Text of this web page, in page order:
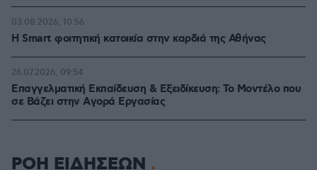
Η Smart φοιτητική κατοικία στην καρδιά της Αθήνας
03.08.2026, 10:56
Επαγγελματική Εκπαίδευση & Εξειδίκευση: Το Mοντέλο που
σε Bάζει στην Aγορά Eργασίας
26.07.2026, 09:54
ΡΟΗ ΕΙΔΗΣΕΩΝ